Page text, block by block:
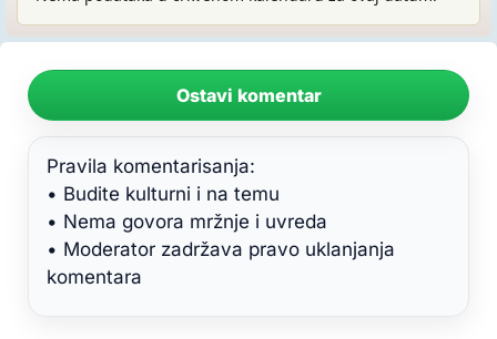
Ostavi komentar
Pravila komentarisanja:
• Budite kulturni i na temu
• Nema govora mržnje i uvreda
• Moderator zadržava pravo uklanjanja
komentara